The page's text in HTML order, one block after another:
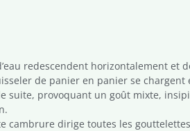
redescendent horizontalement et
de panier en panier se
provoquant un goût mixte,
dirige toutes les